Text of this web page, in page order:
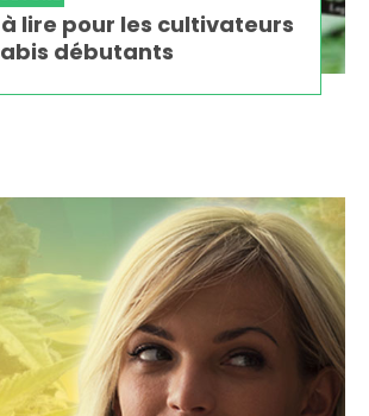
à lire pour les cultivateurs
débutants